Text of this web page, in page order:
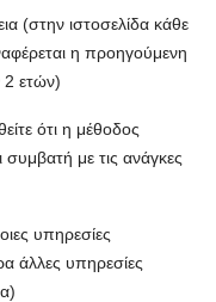
(στην ιστοσελίδα κάθε
η προηγούμενη
2 ετών)
ότι η μέθοδος
με τις ανάγκες
υπηρεσίες
άλλες υπηρεσίες